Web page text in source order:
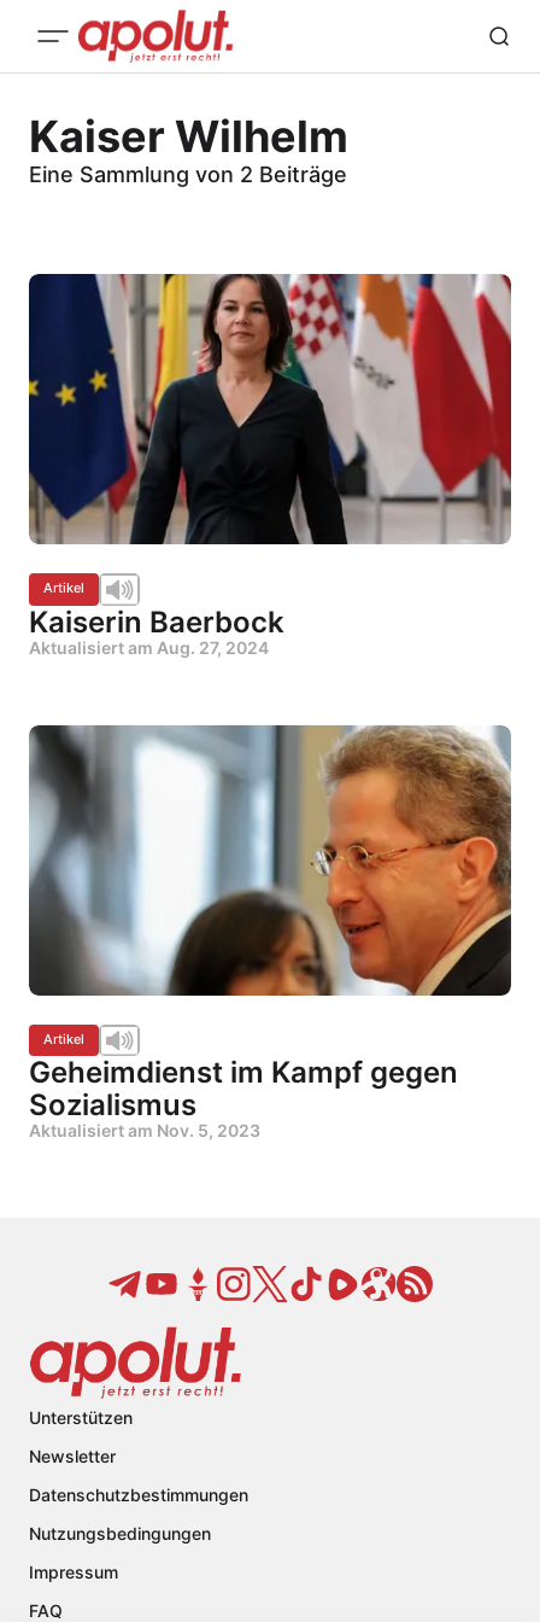
Kaiser Wilhelm
Eine Sammlung von 2 Beiträge
Artikel
Kaiserin Baerbock
Aktualisiert am Aug. 27, 2024
Artikel
Geheimdienst im Kampf gegen
Sozialismus
Aktualisiert am Nov. 5, 2023
Unterstützen
Newsletter
Datenschutzbestimmungen
Nutzungsbedingungen
Impressum
FAQ